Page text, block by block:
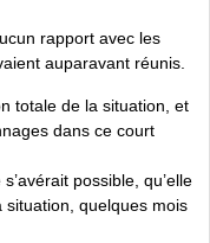
rapport avec les
auparavant réunis.
totale de la situation, et
dans ce court
possible, qu’elle
situation, quelques mois